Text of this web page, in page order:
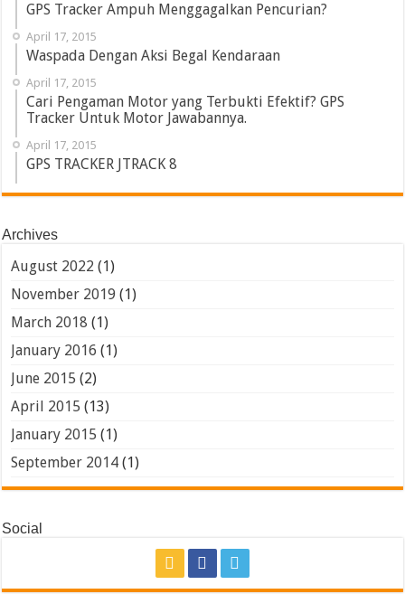
GPS Tracker Ampuh Menggagalkan Pencurian?
April 17, 2015
Waspada Dengan Aksi Begal Kendaraan
April 17, 2015
Cari Pengaman Motor yang Terbukti Efektif? GPS
Tracker Untuk Motor Jawabannya.
April 17, 2015
GPS TRACKER JTRACK 8
Archives
August 2022 (1)
November 2019 (1)
March 2018 (1)
January 2016 (1)
June 2015 (2)
April 2015 (13)
January 2015 (1)
September 2014 (1)
Social